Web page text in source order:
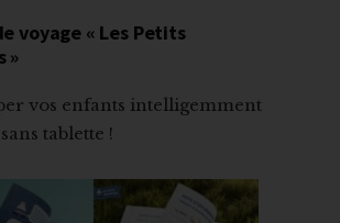
voyage « Les Petits
»
vos enfants intelligemment
tablette !